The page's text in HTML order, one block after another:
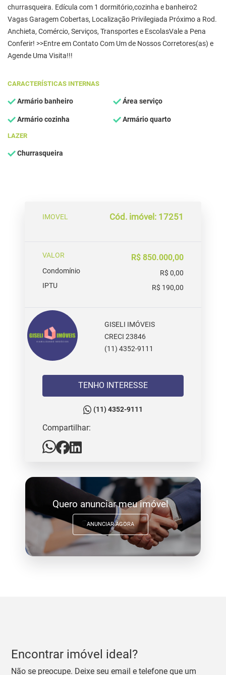
churrasqueira. Edícula com 1 dormitório,cozinha e banheiro2
Vagas Garagem Cobertas, Localização Privilegiada Próximo a Rod.
Anchieta, Comércio, Serviços, Transportes e EscolasVale a Pena
Conferir! >>Entre em Contato Com Um de Nossos Corretores(as) e
Agende Uma Visita!!!
CARACTERÍSTICAS INTERNAS
Armário banheiro Área serviço
Armário cozinha Armário quarto
LAZER
Churrasqueira
IMOVEL Cód. imóvel: 17251
VALOR R$ 850.000,00
Condomínio
R$ 0,00
IPTU
R$ 190,00
GISELI IMÓVEIS
CRECI 23846
(11) 4352-9111
TENHO INTERESSE
(11) 4352-9111
Compartilhar:
Quero anunciar meu imóvel
ANUNCIAR AGORA
Encontrar imóvel ideal?
Não se preocupe. Deixe seu email e telefone que um